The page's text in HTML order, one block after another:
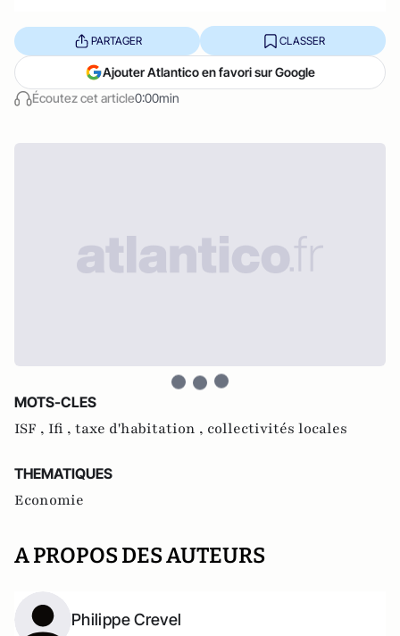
Écoutez cet article0:00min
PARTAGER CLASSER
Ajouter Atlantico en favori sur Google
MOTS-CLES
ISF , Ifi , taxe d'habitation , collectivités locales
THEMATIQUES
Economie
A PROPOS DES AUTEURS
Philippe Crevel